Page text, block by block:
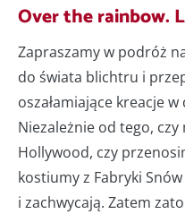
Over the rainbow.
Zapraszamy w podróż
do świata blichtru i
oszałamiające kreacje
Niezależnie od tego, czy
Hollywood, czy
kostiumy z Fabryki
i zachwycają. Zatem